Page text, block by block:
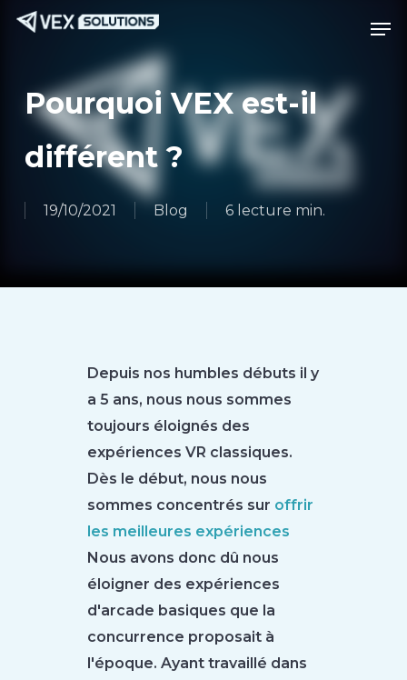
Passer
principal
Pourquoi VEX est-il
différent ?
19/10/2021 Blog 6 lecture min.
Depuis nos humbles débuts il y
a 5 ans, nous nous sommes
toujours éloignés des
expériences VR classiques.
Dès le début, nous nous
sommes concentrés sur offrir
les meilleures expériences
Nous avons donc dû nous
éloigner des expériences
d'arcade basiques que la
concurrence proposait à
l'époque. Ayant travaillé dans